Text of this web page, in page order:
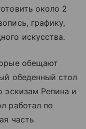
около 2
графику,
искусства.
обещают
обеденный стол
эскизам Репина и
работал по
часть